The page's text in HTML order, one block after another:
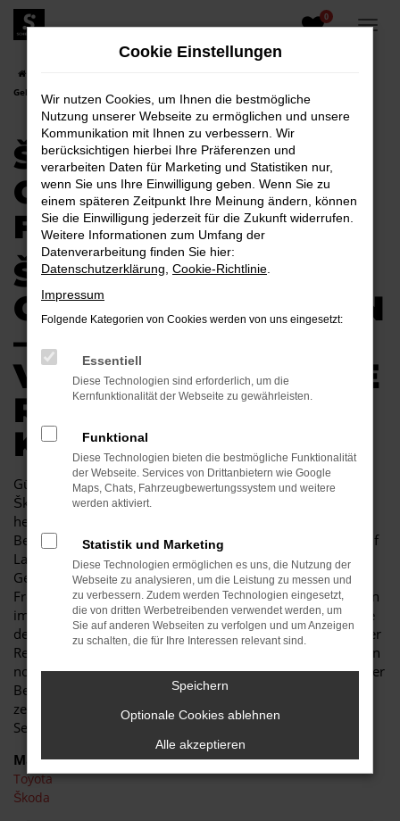
Zum
Hauptinhalt
0
Gebrauchtwagen für Kamenz
ŠKODA KAROQ
GEBRAUCHTWAGEN
FÜR KAMENZ
ŠKODA KAROQ
GEBRAUCHTWAGEN
–
VERTRAUENSVOLLE
R AUTOKAUF IN
KAMENZ
Günstige Mobilität in Kamenz kann so einfach sein. Ein
Škoda Karoq Gebrauchtwagen besticht durch seine
herausragende Qualität und erweist sich als jahrelanger
Begleiter. Sowohl im Stadtverkehr von Kamenz als auch auf
Landstraße und Autobahn ist der Škoda Karoq
Gebrauchtwagen eine perfekte Lösung und wird Ihnen viel
Freude bereiten. Unser Autohaus ist seit mehr als 30 Jahren
im Geschäft. Wir sind nicht nur Experten für Fahrzeuge wie
den Škoda Karoq Gebrauchtwagen, sondern auch tief in der
Region Kamenz verankert. In unserem Unternehmen zählen
noch Werte wie Vertrauen und Kundennähe, was Sie in jeder
Beratung im positivsten Sinne erfahren. Des Weiteren
zeichnen wir uns durch ein breites Fahrzeug- und
Serviceangebot und günstige Preise
Marken
Toyota
Škoda
Cookie Einstellungen
Wir nutzen Cookies, um Ihnen die bestmögliche
Nutzung unserer Webseite zu ermöglichen und unsere
Kommunikation mit Ihnen zu verbessern. Wir
berücksichtigen hierbei Ihre Präferenzen und
verarbeiten Daten für Marketing und Statistiken nur,
wenn Sie uns Ihre Einwilligung geben. Wenn Sie zu
einem späteren Zeitpunkt Ihre Meinung ändern, können
Sie die Einwilligung jederzeit für die Zukunft widerrufen.
Weitere Informationen zum Umfang der
Datenverarbeitung finden Sie hier:
Datenschutzerklärung Cookie-Richtlinie
Impressum
Folgende Kategorien von Cookies werden von uns eingesetzt:
Essentiell
Diese Technologien sind erforderlich, um die
Kernfunktionalität der Webseite zu gewährleisten.
Funktional
Diese Technologien bieten die bestmögliche Funktionalität
der Webseite. Services von Drittanbietern wie Google
Maps, Chats, Fahrzeugbewertungssystem und weitere
werden aktiviert.
Statistik und Marketing
Diese Technologien ermöglichen es uns, die Nutzung der
Webseite zu analysieren, um die Leistung zu messen und
zu verbessern. Zudem werden Technologien eingesetzt,
die von dritten Werbetreibenden verwendet werden, um
Sie auf anderen Webseiten zu verfolgen und um Anzeigen
zu schalten, die für Ihre Interessen relevant sind.
Speichern
Optionale Cookies ablehnen
Alle akzeptieren